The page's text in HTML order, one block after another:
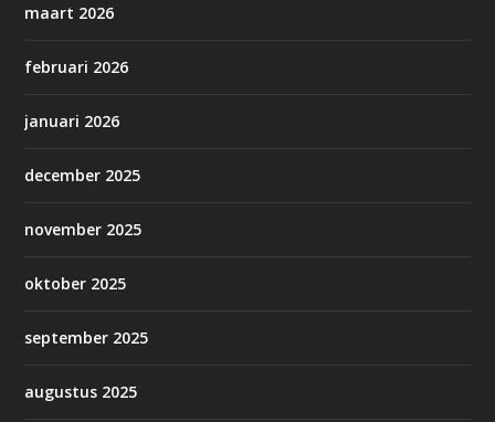
maart 2026
februari 2026
januari 2026
december 2025
november 2025
oktober 2025
september 2025
augustus 2025